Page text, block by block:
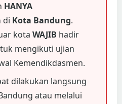
HANYA
di Kota Bandung.
kota WAJIB hadir
mengikuti ujian
Kemendikdasmen.
dilakukan langsung
atau melalui